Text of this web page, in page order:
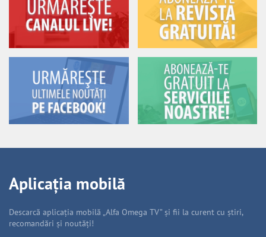
Aplicația mobilă
Descarcă aplicația mobilă „Alfa Omega TV” și fii la curent cu știri,
recomandări și noutăți!